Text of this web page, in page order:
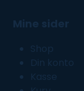
Mine sider
Shop
Din konto
Kasse